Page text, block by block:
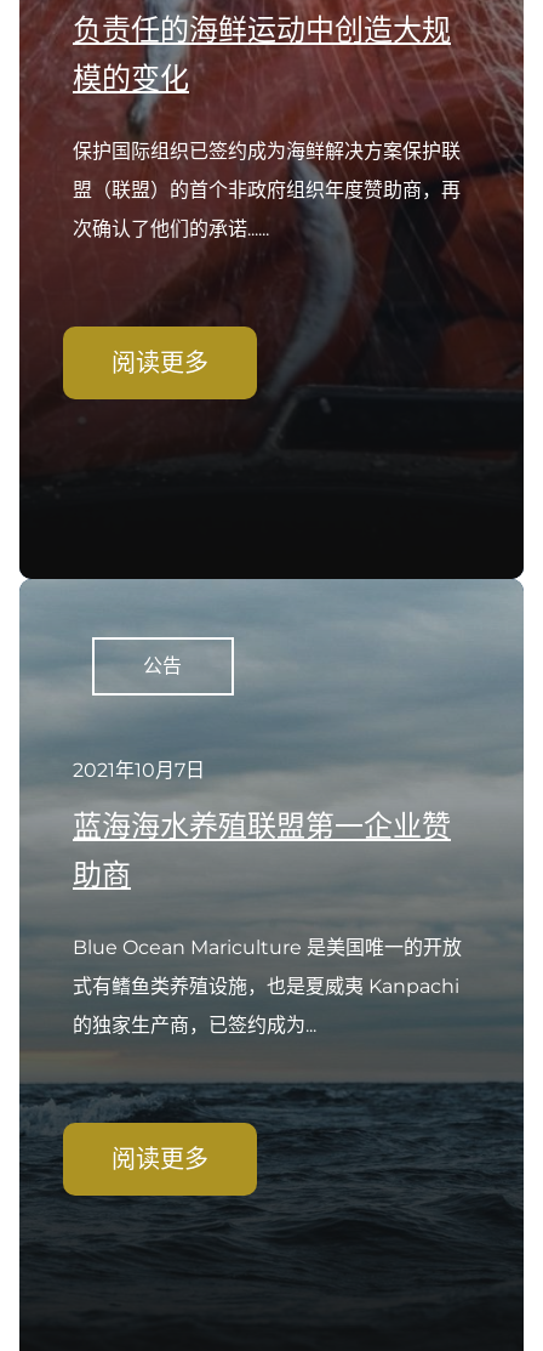
负责任的海鲜运动中创造大规
模的变化
保护国际组织已签约成为海鲜解决方案保护联
盟（联盟）的首个非政府组织年度赞助商，再
次确认了他们的承诺......
阅读更多
公告
2021年10月7日
蓝海海水养殖联盟第一企业赞
助商
Blue Ocean Mariculture 是美国唯一的开放
式有鳍鱼类养殖设施，也是夏威夷 Kanpachi
的独家生产商，已签约成为...
阅读更多